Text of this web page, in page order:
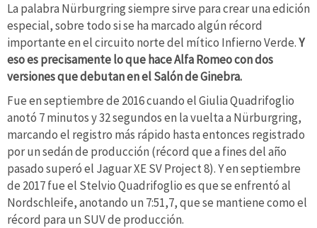
La palabra Nürburgring siempre sirve para crear una edición
especial, sobre todo si se ha marcado algún récord
importante en el circuito norte del mítico Infierno Verde.Y
eso es precisamente lo que hace Alfa Romeo con dos
versiones que debutan en el Salón de Ginebra.
Fue en septiembre de 2016 cuando el Giulia Quadrifoglio
anotó 7 minutos y 32 segundos en la vuelta a Nürburgring,
marcando el registro más rápido hasta entonces registrado
por un sedán de producción (récord que a fines del año
pasado superó el Jaguar XE SV Project 8). Y en septiembre
de 2017 fue el Stelvio Quadrifoglio es que se enfrentó al
Nordschleife, anotando un 7:51,7, que se mantiene como el
récord para un SUV de producción.